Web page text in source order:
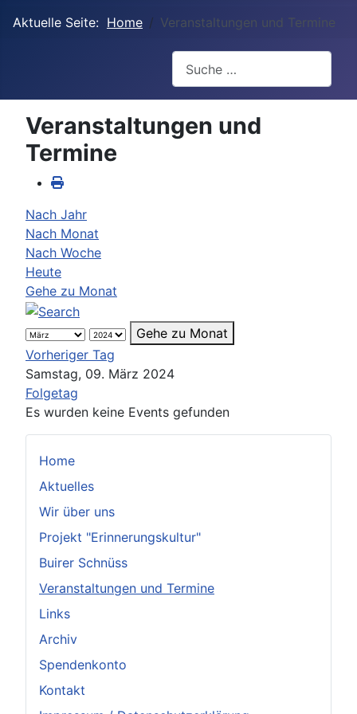
Aktuelle Seite: Home Veranstaltungen und Termine
Home
Aktuelles
Wir über uns
Projekt "Erinnerungskultur"
Buirer Schnüss
Veranstaltungen und Termine
Links
Archiv
Spendenkonto
Kontakt
Veranstaltungen und
Termine
Nach Jahr
Nach Monat
Nach Woche
Heute
Gehe zu Monat
Gehe zu Monat
Vorheriger Tag
Samstag, 09. März 2024
Folgetag
Es wurden keine Events gefunden